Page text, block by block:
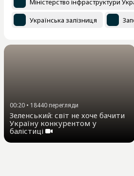
Міністерство інфраструктури
Українська залізниця
00:20 • 18440перегляди
Зеленський: світ не хоче бачити
Україну конкурентом у
балістиці